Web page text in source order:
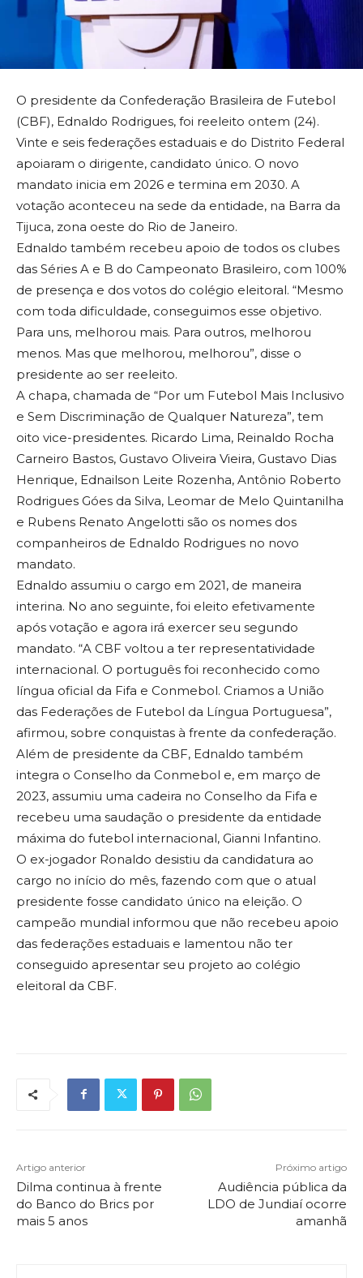
O presidente da Confederação Brasileira de Futebol
(CBF), Ednaldo Rodrigues, foi reeleito ontem (24).
Vinte e seis federações estaduais e do Distrito Federal
apoiaram o dirigente, candidato único. O novo
mandato inicia em 2026 e termina em 2030. A
votação aconteceu na sede da entidade, na Barra da
Tijuca, zona oeste do Rio de Janeiro.
Ednaldo também recebeu apoio de todos os clubes
das Séries A e B do Campeonato Brasileiro, com 100%
de presença e dos votos do colégio eleitoral. “Mesmo
com toda dificuldade, conseguimos esse objetivo.
Para uns, melhorou mais. Para outros, melhorou
menos. Mas que melhorou, melhorou”, disse o
presidente ao ser reeleito.
A chapa, chamada de “Por um Futebol Mais Inclusivo
e Sem Discriminação de Qualquer Natureza”, tem
oito vice-presidentes. Ricardo Lima, Reinaldo Rocha
Carneiro Bastos, Gustavo Oliveira Vieira, Gustavo Dias
Henrique, Ednailson Leite Rozenha, Antônio Roberto
Rodrigues Góes da Silva, Leomar de Melo Quintanilha
e Rubens Renato Angelotti são os nomes dos
companheiros de Ednaldo Rodrigues no novo
mandato.
Ednaldo assumiu o cargo em 2021, de maneira
interina. No ano seguinte, foi eleito efetivamente
após votação e agora irá exercer seu segundo
mandato. “A CBF voltou a ter representatividade
internacional. O português foi reconhecido como
língua oficial da Fifa e Conmebol. Criamos a União
das Federações de Futebol da Língua Portuguesa”,
afirmou, sobre conquistas à frente da confederação.
Além de presidente da CBF, Ednaldo também
integra o Conselho da Conmebol e, em março de
2023, assumiu uma cadeira no Conselho da Fifa e
recebeu uma saudação o presidente da entidade
máxima do futebol internacional, Gianni Infantino.
O ex-jogador Ronaldo desistiu da candidatura ao
cargo no início do mês, fazendo com que o atual
presidente fosse candidato único na eleição. O
campeão mundial informou que não recebeu apoio
das federações estaduais e lamentou não ter
conseguido apresentar seu projeto ao colégio
eleitoral da CBF.
Artigo anterior
Dilma continua à frente
do Banco do Brics por
mais 5 anos
Próximo artigo
Audiência pública da
LDO de Jundiaí ocorre
amanhã